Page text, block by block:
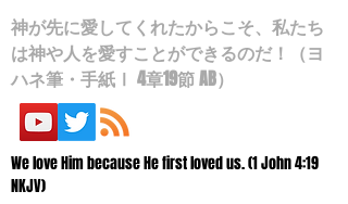
神が先に愛してくれたからこそ、私たち
は神や人を愛すことができるのだ！（ヨ
ハネ筆・手紙Ⅰ 4章19節 AB）
We love Him because He first loved us. (1 John 4:19
NKJV)